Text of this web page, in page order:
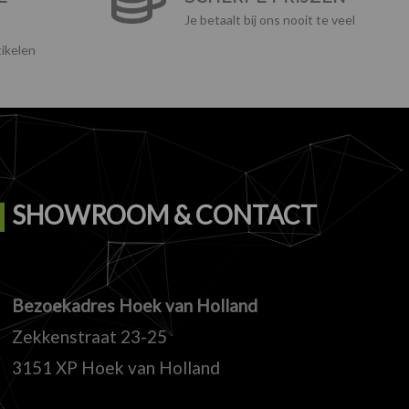
Je betaalt bij ons nooit te veel
SHOWROOM & CONTACT
Bezoekadres Hoek van Holland
Zekkenstraat 23-25
3151 XP Hoek van Holland